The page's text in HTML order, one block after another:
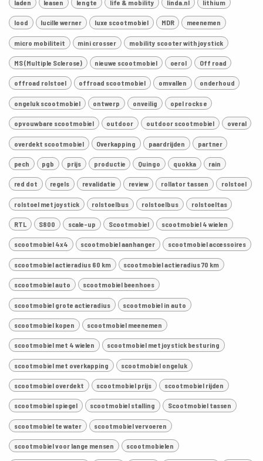
laden leasen lengte life & mobility linda.nl lithium
lood lucille werner luxe scootmobiel MDR meenemen
micro mobiliteit mini crosser mobility scooter with joystick
MS (Multiple Sclerose) nieuwe scootmobiel oerol Off road
offroad rolstoel offroad scootmobiel omvallen onderhoud
ongeluk scootmobiel ontwerp onveilig opel rocks e
opvouwbare scootmobiel outdoor outdoor scootmobiel overal
overdekt scootmobiel Overkapping paardrijden partner
pech pgb prijs productie Quingo quokka rain
red dot regels revalidatie review rollator tassen rolstoel
rolstoel met joystick rolstoelbus rolstoelbus rolstoeltas
RTL S800 scale-up Scootmobiel scootmobiel 4 wielen
scootmobiel 4x4 scootmobiel aanhanger scootmobiel accessoires
scootmobiel actieradius 60 km scootmobiel actieradius 70 km
scootmobiel auto scootmobiel beenhoes
scootmobiel grote actieradius scootmobiel in auto
scootmobiel kopen scootmobiel meenemen
scootmobiel met 4 wielen scootmobiel met joystick besturing
scootmobiel met overkapping scootmobiel ongeluk
scootmobiel overdekt scootmobiel prijs scootmobiel rijden
scootmobiel spiegel scootmobiel stalling Scootmobiel tassen
scootmobiel te water scootmobiel vervoeren
scootmobiel voor lange mensen scootmobielen